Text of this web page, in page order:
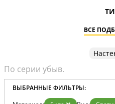
ВСЕ
ВЫБРАННЫЕ ФИЛЬТРЫ: